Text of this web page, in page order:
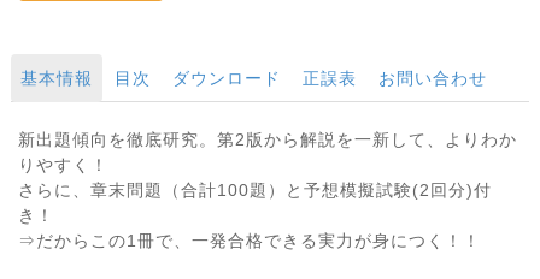
基本情報 目次 ダウンロード 正誤表 お問い合わせ
新出題傾向を徹底研究。第2版から解説を一新して、よりわか
りやすく！
さらに、章末問題（合計100題）と予想模擬試験(2回分)付
き！
⇒だからこの1冊で、一発合格できる実力が身につく！！